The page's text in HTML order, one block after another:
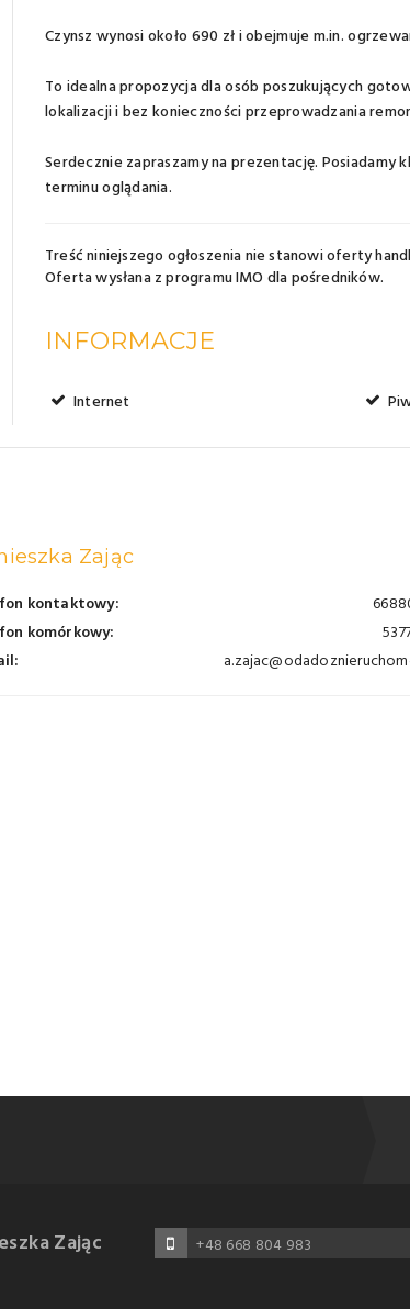
Czynsz wynosi około 690 zł i obejmuje m.in.
To idealna propozycja dla osób poszukujących
lokalizacji i bez konieczności przeprowadzania
Serdecznie zapraszamy na prezentację.
terminu oglądania.
Treść niniejszego ogłoszenia nie stanowi oferty
Oferta wysłana zprogramu IMO dla pośredników.
INFORMACJE
Internet
Zając
kontaktowy:
komórkowy:
Zając +48 668 804 983